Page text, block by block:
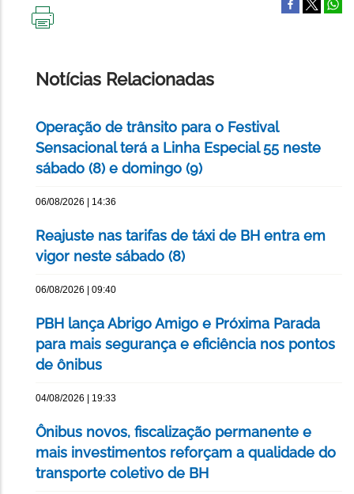
Notícias Relacionadas
Operação de trânsito para o Festival
Sensacional terá a Linha Especial 55 neste
sábado (8) e domingo (9)
06/08/2026 | 14:36
Reajuste nas tarifas de táxi de BH entra em
vigor neste sábado (8)
06/08/2026 | 09:40
PBH lança Abrigo Amigo e Próxima Parada
para mais segurança e eficiência nos pontos
de ônibus
04/08/2026 | 19:33
Ônibus novos, fiscalização permanente e
mais investimentos reforçam a qualidade do
transporte coletivo de BH